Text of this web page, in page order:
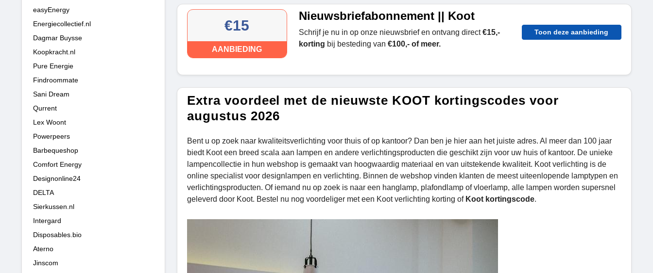
easyEnergy
Energiecollectief.nl
Dagmar Buysse
Koopkracht.nl
Pure Energie
Findroommate
Sani Dream
Qurrent
Lex Woont
Powerpeers
Barbequeshop
Comfort Energy
Designonline24
DELTA
Sierkussen.nl
Intergard
Disposables.bio
Aterno
Jinscom
€15
AANBIEDING
Nieuwsbriefabonnement || Koot
Schrijf je nu in op onze nieuwsbrief en ontvang direct€15,-
korting bij besteding van €100,- of meer.
Toon deze aanbieding
Extra voordeel met de nieuwste KOOT kortingscodes voor
augustus 2026
Bent u op zoek naar kwaliteitsverlichting voor thuis of op kantoor? Dan ben je hier aan het juiste adres. Al meer dan 100 jaar
biedt Koot een ​​breed scala aan lampen en andere verlichtingsproducten die geschikt zijn voor uw huis of kantoor. De unieke
lampencollectie in hun webshop is gemaakt van hoogwaardig materiaal en van uitstekende kwaliteit. Koot verlichting is de
online specialist voor designlampen en verlichting. Binnen de webshop vinden klanten de meest uiteenlopende lamptypen en
verlichtingsproducten. Of iemand nu op zoek is naar een hanglamp, plafondlamp of vloerlamp, alle lampen worden supersnel
geleverd door Koot. Bestel nu nog voordeliger met een Koot verlichting korting of Koot kortingscode.